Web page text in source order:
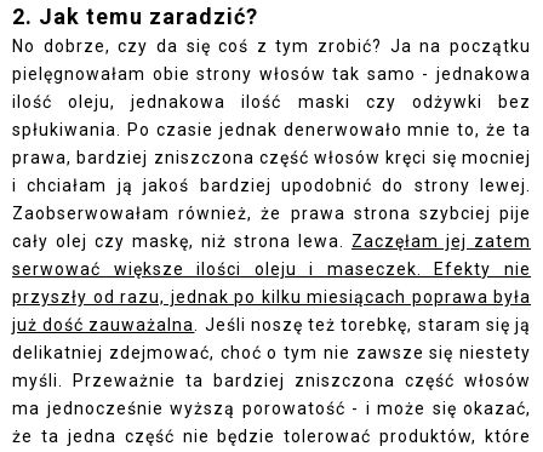
2. Jak temu zaradzić?
No dobrze, czy da się coś z tym zrobić? Ja na początku
pielęgnowałam obie strony włosów tak samo - jednakowa
ilość oleju, jednakowa ilość maski czy odżywki bez
spłukiwania. Po czasie jednak denerwowało mnie to, że ta
prawa, bardziej zniszczona część włosów kręci się mocniej
i chciałam ją jakoś bardziej upodobnić do strony lewej.
Zaobserwowałam również, że prawa strona szybciej pije
cały olej czy maskę, niż strona lewa. Zaczęłam jej zatem
serwować większe ilości oleju i maseczek. Efekty nie
przyszły od razu, jednak po kilku miesiącach poprawa była
już dość zauważalna
. Jeśli noszę też torebkę, staram się ją
delikatniej zdejmować, choć o tym nie zawsze się niestety
myśli. Przeważnie ta bardziej zniszczona część włosów
ma jednocześnie wyższą porowatość - i może się okazać,
że ta jedna część nie będzie tolerować produktów, które